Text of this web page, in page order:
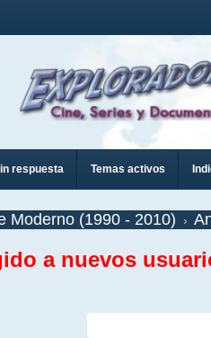
respuesta Temas activos
Moderno (1990 - 2010)
a nuevos